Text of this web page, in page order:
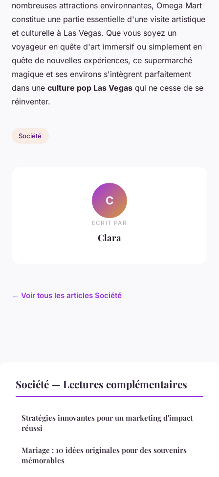
nombreuses attractions environnantes, Omega Mart
constitue une partie essentielle d'une visite artistique
et culturelle à Las Vegas. Que vous soyez un
voyageur en quête d'art immersif ou simplement en
quête de nouvelles expériences, ce supermarché
magique et ses environs s'intègrent parfaitement
dans une culture pop Las Vegas qui ne cesse de se
réinventer.
Société
C
ECRIT PAR
Clara
← Voir tous les articles Société
Société — Lectures complémentaires
Stratégies innovantes pour un marketing d'impact
réussi
Mariage : 10 idées originales pour des souvenirs
mémorables